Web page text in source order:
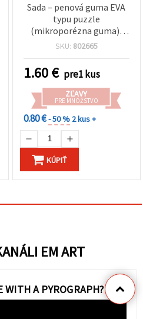
Sada – penová guma EVA
typu puzzle
(mikroporézna guma),
obojstranná, s plastovou
SKU: 802665
1.60€ pre1 kus
ZĽAVY
PRE MNOŽSTVO
0.80 €- 50 % 2 kus +
KÚPIŤ
EM ART
WITH A PYROGRAPH?